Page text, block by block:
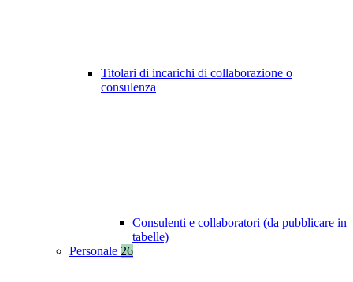
Titolari di incarichi di collaborazione o
consulenza
Consulenti e collaboratori (da pubblicare in
tabelle)
Personale 26